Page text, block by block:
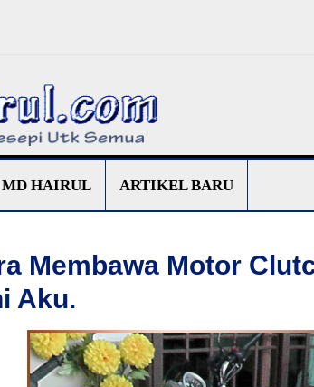
HAIRUL ARTIKEL BARU
Membawa Motor
Aku.